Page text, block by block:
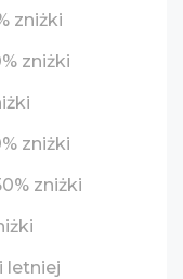
zniżki
zniżki
zniżki
zniżki
letniej